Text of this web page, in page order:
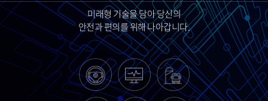
미래형 기술을 담아 당신의
안전과 편의를 위해 나아갑니다.